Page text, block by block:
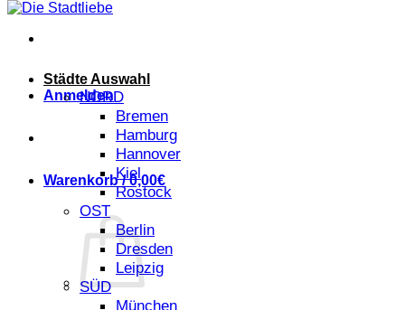
Anmelden
Warenkorb /0,00€
Städte Auswahl
NORD
Bremen
Hamburg
Hannover
Kiel
Rostock
OST
Berlin
Dresden
Leipzig
SÜD
München